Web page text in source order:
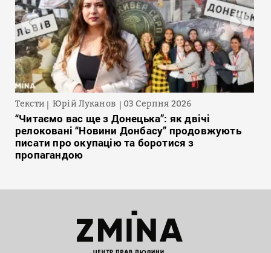
Тексти Юрій Луканов 03 Серпня 2026
“Читаємо вас ще з Донецька”: як двічі
релоковані “Новини Донбасу” продовжують
писати про окупацію та боротися з
пропагандою